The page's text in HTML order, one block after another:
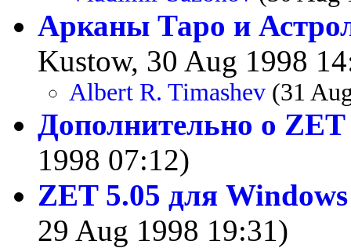
Арканы Таро и
Kustow, 30 Aug 1998
Albert R. Timashev (31
Дополнительно о ZET
1998 07:12)
ZET 5.05 для
29 Aug 1998 19:31)